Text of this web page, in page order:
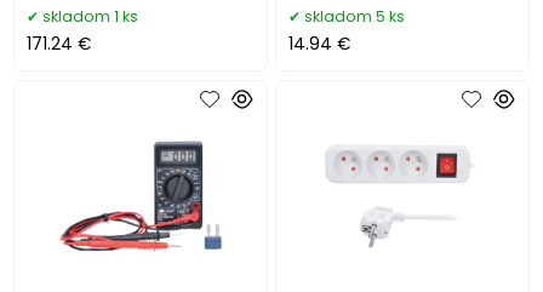
stred,50m,~230V/13A
skladom 1 ks
171.24 €
skladom 5 ks
14.94 €